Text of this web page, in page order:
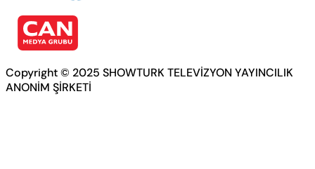
Copyright © 2025 SHOWTURK TELEVİZYON YAYINCILIK
ANONİM ŞİRKETİ